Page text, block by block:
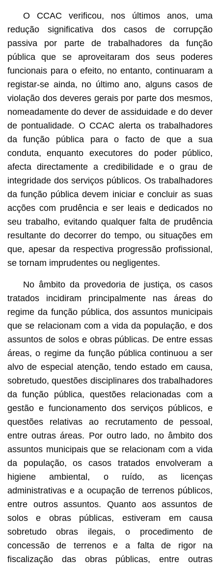
O CCAC verificou, nos últimos anos, uma
redução significativa dos casos de corrupção
passiva por parte de trabalhadores da função
pública que se aproveitaram dos seus poderes
funcionais para o efeito, no entanto, continuaram a
registar-se ainda, no último ano, alguns casos de
violação dos deveres gerais por parte dos mesmos,
nomeadamente do dever de assiduidade e do dever
de pontualidade. O CCAC alerta os trabalhadores
da função pública para o facto de que a sua
conduta, enquanto executores do poder público,
afecta directamente a credibilidade e o grau de
integridade dos serviços públicos. Os trabalhadores
da função pública devem iniciar e concluir as suas
acções com prudência e ser leais e dedicados no
seu trabalho, evitando qualquer falta de prudência
resultante do decorrer do tempo, ou situações em
que, apesar da respectiva progressão profissional,
se tornam imprudentes ou negligentes.
No âmbito da provedoria de justiça, os casos
tratados incidiram principalmente nas áreas do
regime da função pública, dos assuntos municipais
que se relacionam com a vida da população, e dos
assuntos de solos e obras públicas. De entre essas
áreas, o regime da função pública continuou a ser
alvo de especial atenção, tendo estado em causa,
sobretudo, questões disciplinares dos trabalhadores
da função pública, questões relacionadas com a
gestão e funcionamento dos serviços públicos, e
questões relativas ao recrutamento de pessoal,
entre outras áreas. Por outro lado, no âmbito dos
assuntos municipais que se relacionam com a vida
da população, os casos tratados envolveram a
higiene ambiental, o ruído, as licenças
administrativas e a ocupação de terrenos públicos,
entre outros assuntos. Quanto aos assuntos de
solos e obras públicas, estiveram em causa
sobretudo obras ilegais, o procedimento de
concessão de terrenos e a falta de rigor na
fiscalização das obras públicas, entre outras